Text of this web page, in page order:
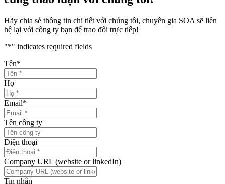
Hãy chia sẻ thông tin chi tiết với chúng tôi, chuyên gia SOA sẽ liên
hệ lại với công ty bạn để trao đổi trực tiếp!
"*" indicates required fields
Tên*
Họ
Email*
Tên công ty
Điện thoại
Company URL (website or linkedIn)
Tin nhắn